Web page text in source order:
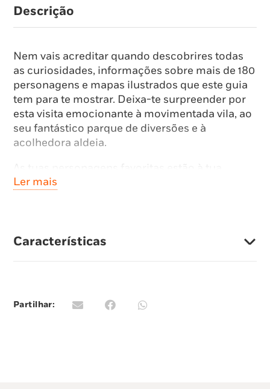
Descrição
Nem vais acreditar quando descobrires todas
as curiosidades, informações sobre mais de 180
personagens e mapas ilustrados que este guia
tem para te mostrar. Deixa-te surpreender por
esta visita emocionante à movimentada vila, ao
seu fantástico parque de diversões e à
acolhedora aldeia.
espera, não percas tempo!
além de acederes a informações exclusivas!
Ler mais
Características
Partilhar: